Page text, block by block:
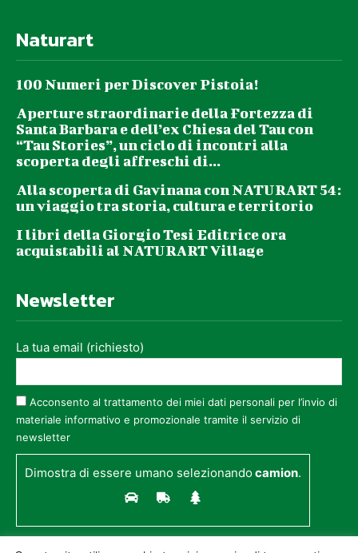
Naturart
100 Numeri per Discover Pistoia!
Aperture straordinarie della Fortezza di
Santa Barbara e dell’ex Chiesa del Tau con
“Tau Stories”, un ciclo di incontri alla
scoperta degli affreschi di...
Alla scoperta di Gavinana con NATURART 54:
un viaggio tra storia, cultura e territorio
I libri della Giorgio Tesi Editrice ora
acquistabili al NATURART Village
Newsletter
La tua email (richiesto)
Acconsento al trattamento dei miei dati personali per l’invio di
materiale informativo e promozionale tramite il servizio di
newsletter
Dimostra di essere umano selezionandocamion.